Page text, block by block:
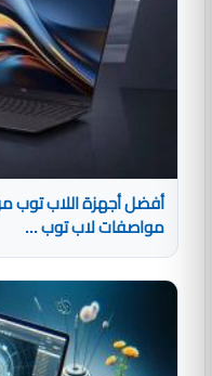
مواصفات لاب توب ...